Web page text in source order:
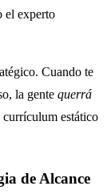
el experto
Cuando te
la gente querrá
estático
de Alcance